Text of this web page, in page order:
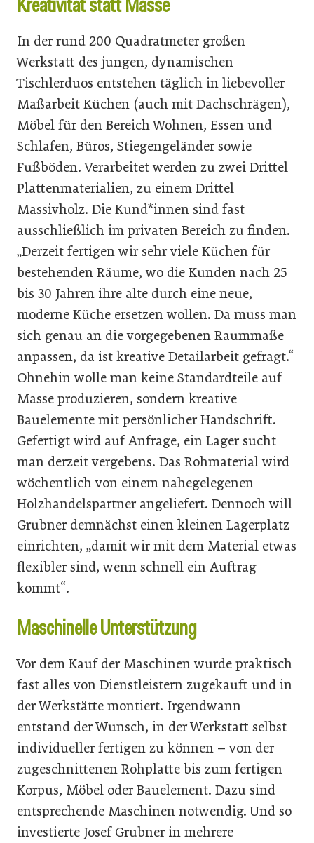
In der rund 200 Quadratmeter großen
Werkstatt des jungen, dynamischen
Tischlerduos entstehen täglich in liebevoller
Maßarbeit Küchen (auch mit Dachschrägen),
Möbel für den Bereich Wohnen, Essen und
Schlafen, Büros, Stiegengeländer sowie
Fußböden. Verarbeitet werden zu zwei Drittel
Plattenmaterialien, zu einem Drittel
Massivholz. Die Kund*innen sind fast
ausschließlich im privaten Bereich zu finden.
„Derzeit fertigen wir sehr viele Küchen für
bestehenden Räume, wo die Kunden nach 25
bis 30 Jahren ihre alte durch eine neue,
moderne Küche ersetzen wollen. Da muss man
sich genau an die vorgegebenen Raummaße
anpassen, da ist kreative Detailarbeit gefragt.“
Ohnehin wolle man keine Standardteile auf
Masse produzieren, sondern kreative
Bauelemente mit persönlicher Handschrift.
Gefertigt wird auf Anfrage, ein Lager sucht
man derzeit vergebens. Das Rohmaterial wird
wöchentlich von einem nahegelegenen
Holzhandelspartner angeliefert. Dennoch will
Grubner demnächst einen kleinen Lagerplatz
einrichten, „damit wir mit dem Material etwas
flexibler sind, wenn schnell ein Auftrag
kommt“.
Maschinelle Unterstützung
Vor dem Kauf der Maschinen wurde praktisch
fast alles von Dienstleistern zugekauft und in
der Werkstätte montiert. Irgendwann
entstand der Wunsch, in der Werkstatt selbst
individueller fertigen zu können – von der
zugeschnittenen Rohplatte bis zum fertigen
Korpus, Möbel oder Bauelement. Dazu sind
entsprechende Maschinen notwendig. Und so
investierte Josef Grubner in mehrere